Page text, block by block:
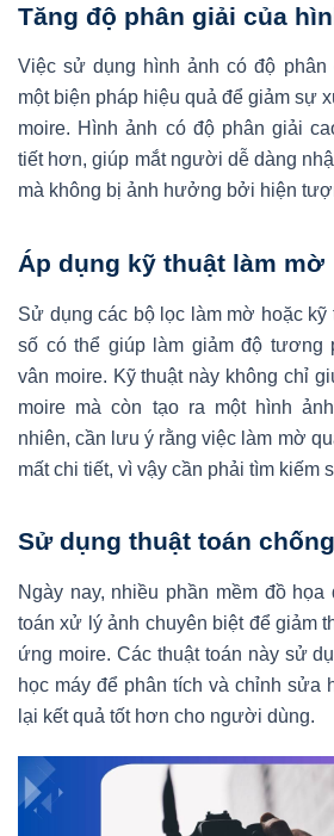
Tăng độ phân giải của
Việc sử dụng hình ảnh có độ
một biện pháp hiệu quả để giảm sự
moire. Hình ảnh có độ phân giải
tiết hơn, giúp mắt người dễ dàng
mà không bị ảnh hưởng bởi hiện
Áp dụng kỹ thuật làm mờ
Sử dụng các bộ lọc làm mờ hoặc kỹ
số có thể giúp làm giảm độ tương
vân moire. Kỹ thuật này không chỉ
moire mà còn tạo ra một hình
nhiên, cần lưu ý rằng việc làm mờ
mất chi tiết, vì vậy cần phải tìm kiếm
Sử dụng thuật toán
Ngày nay, nhiều phần mềm đồ
toán xử lý ảnh chuyên biệt để giảm
ứng moire. Các thuật toán này sử
học máy để phân tích và chỉnh sửa
lại kết quả tốt hơn cho người dùng.